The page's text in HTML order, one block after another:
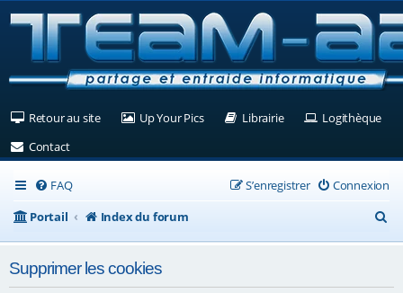
Retour au site(Ouvre un nouvel onglet)
Up Your Pics(Ouvre un nouvel onglet)
Librairie(Ouvre un nouvel
Logithèque
Contact(Ouvre un nouvel onglet)
FAQ Connexion
S’enregistrer
Portail
Index du forum
e
Supprimer les cookies